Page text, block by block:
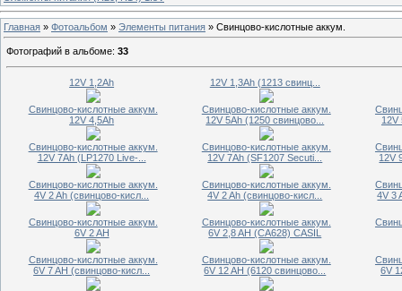
Главная » Фотоальбом » Элементы питания » Свинцово-кислотные аккум.
Фотографий в альбоме: 33
12V 1,2Ah
Свинцово-кислотные аккум.
12V 1,3Ah (1213 свинц...
Свинцово-кислотные аккум.
12V 4,5Ah
Свинцово-кислотные аккум.
12V 5Ah (1250 свинцово...
Свинцово-кислотные аккум.
12V
12V 7Ah (LP1270 Live-...
Свинцово-кислотные аккум.
12V 7Ah (SF1207 Secuti...
Свинцово-кислотные аккум.
12V
4V 2 Ah (свинцово-кисл...
Свинцово-кислотные аккум.
4V 2 Ah (свинцово-кисл...
Свинцово-кислотные аккум.
4V 3
6V 2 AH
Свинцово-кислотные аккум.
6V 2,8 AH (CA628) CASIL
Свинцово-кислотные аккум.
6V 7 AH (свинцово-кисл...
6V 12 AH (6120 свинцово... 6V